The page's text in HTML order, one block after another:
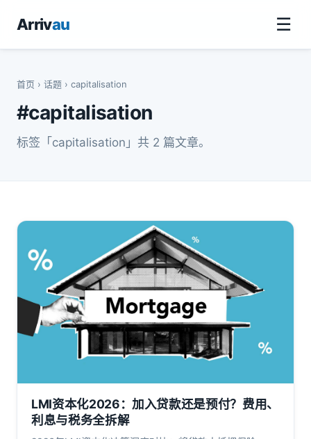
Arrivau ☰
首页 › 话题 › capitalisation
#capitalisation
标签「capitalisation」共 2 篇文章。
LMI资本化2026：加入贷款还是预付？费用、
利息与税务全拆解